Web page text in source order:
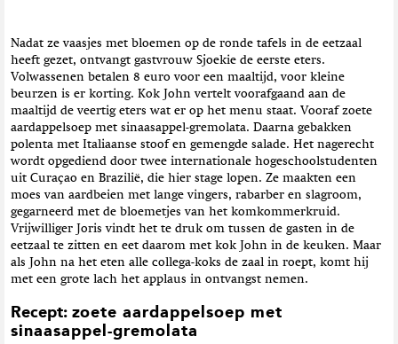
Nadat ze vaasjes met bloemen op de ronde tafels in de eetzaal
heeft gezet, ontvangt gastvrouw Sjoekie de eerste eters.
Volwassenen betalen 8 euro voor een maaltijd, voor kleine
beurzen is er korting. Kok John vertelt voorafgaand aan de
maaltijd de veertig eters wat er op het menu staat. Vooraf zoete
aardappelsoep met sinaasappel-gremolata. Daarna gebakken
polenta met Italiaanse stoof en gemengde salade. Het nagerecht
wordt opgediend door twee internationale hogeschoolstudenten
uit Curaçao en Brazilië, die hier stage lopen. Ze maakten een
moes van aardbeien met lange vingers, rabarber en slagroom,
gegarneerd met de bloemetjes van het komkommerkruid.
Vrijwilliger Joris vindt het te druk om tussen de gasten in de
eetzaal te zitten en eet daarom met kok John in de keuken. Maar
als John na het eten alle collega-koks de zaal in roept, komt hij
met een grote lach het applaus in ontvangst nemen.
Recept: zoete aardappelsoep met
sinaasappel-gremolata